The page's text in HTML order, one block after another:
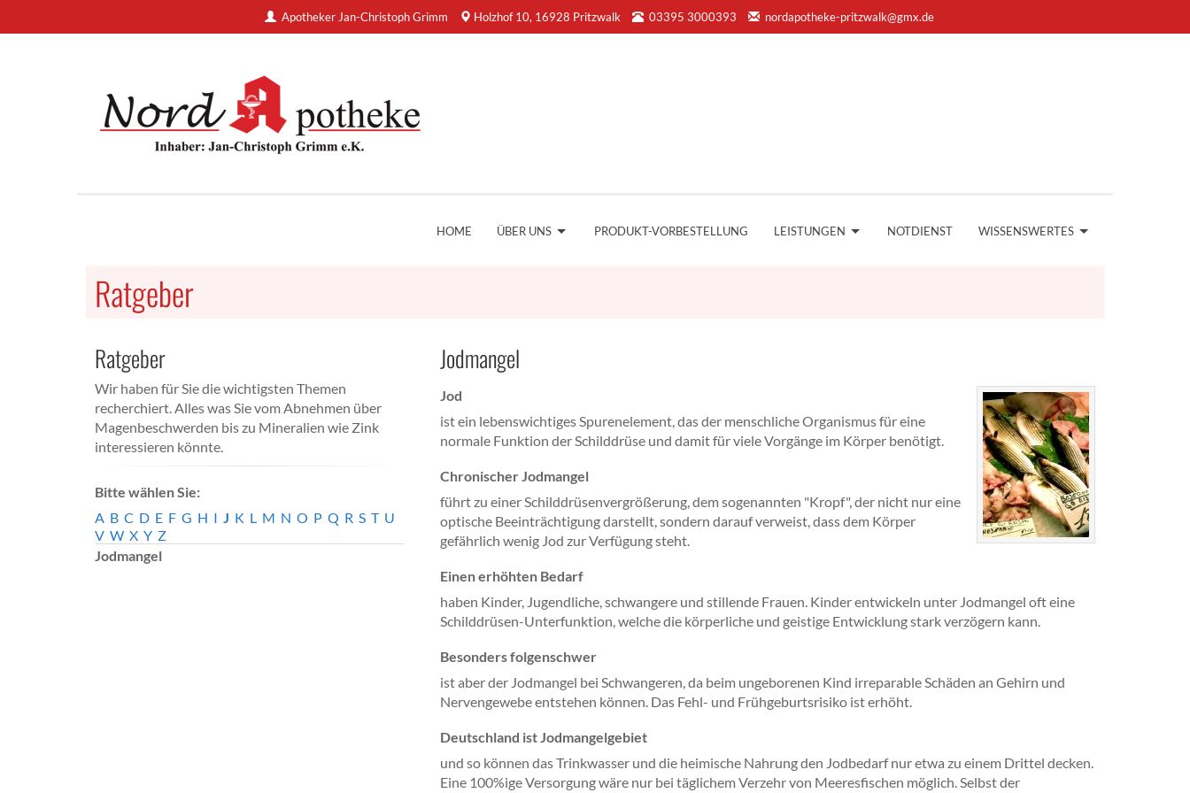
Apotheker Jan-Christoph Grimm Holzhof 10, 16928 Pritzwalk 03395 3000393 nordapotheke-pritzwalk@gmx.de
HOME ÜBER UNS PRODUKT-VORBESTELLUNG LEISTUNGEN NOTDIENST WISSENSWERTES
Ratgeber
Ratgeber
Wir haben für Sie die wichtigsten Themen
recherchiert. Alles was Sie vom Abnehmen über
Magenbeschwerden bis zu Mineralien wie Zink
interessieren könnte.
Bitte wählen Sie:
A B C D E F G H I J K L M N O P Q R S T U
V W X Y Z
Jodmangel
Jodmangel
Jod
ist ein lebenswichtiges Spurenelement, das der menschliche Organismus für eine
normale Funktion der Schilddrüse und damit für viele Vorgänge im Körper benötigt.
Chronischer Jodmangel
führt zu einer Schilddrüsenvergrößerung, dem sogenannten "Kropf", der nicht nur eine
optische Beeinträchtigung darstellt, sondern darauf verweist, dass dem Körper
gefährlich wenig Jod zur Verfügung steht.
Einen erhöhten Bedarf
haben Kinder, Jugendliche, schwangere und stillende Frauen. Kinder entwickeln unter Jodmangel oft eine
Schilddrüsen-Unterfunktion, welche die körperliche und geistige Entwicklung stark verzögern kann.
Besonders folgenschwer
ist aber der Jodmangel bei Schwangeren, da beim ungeborenen Kind irreparable Schäden an Gehirn und
Nervengewebe entstehen können. Das Fehl- und Frühgeburtsrisiko ist erhöht.
Deutschland ist Jodmangelgebiet
und so können das Trinkwasser und die heimische Nahrung den Jodbedarf nur etwa zu einem Drittel decken.
Eine 100%ige Versorgung wäre nur bei täglichem Verzehr von Meeresfischen möglich. Selbst der